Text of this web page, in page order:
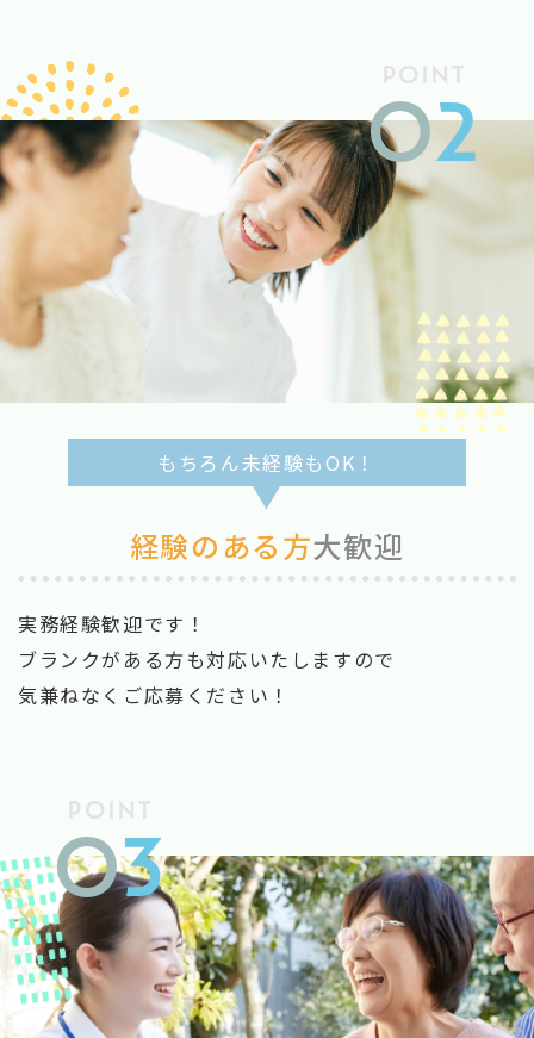
POINT
02
もちろん未経験もOK！
経験のある方大歓迎
実務経験歓迎です！
ブランクがある方も対応いたしますので
気兼ねなくご応募ください！
POINT
03